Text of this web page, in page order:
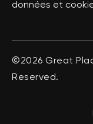
données et
©2026 Great
Reserved.